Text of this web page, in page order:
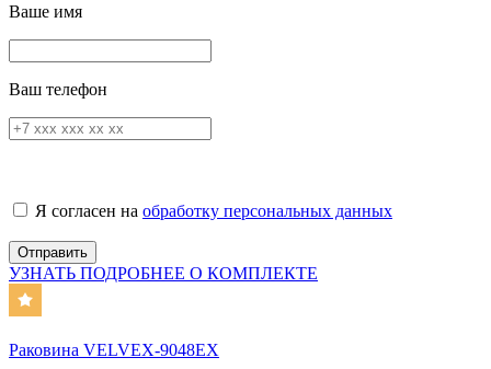
Ваше имя
Ваш телефон
Я согласен на обработку персональных данных
УЗНАТЬ ПОДРОБНЕЕ О КОМПЛЕКТЕ
Раковина VELVEX-9048EX